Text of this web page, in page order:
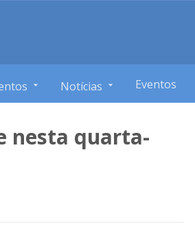
Notícias Eventos
nesta quarta-